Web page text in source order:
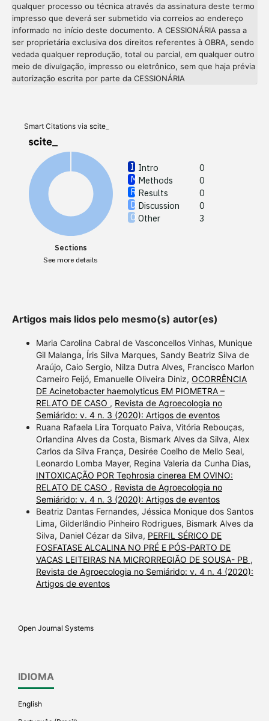
qualquer processo ou técnica através da assinatura deste termo
impresso que deverá ser submetido via correios ao endereço
informado no início deste documento. A CESSIONÁRIA passa a
ser proprietária exclusiva dos direitos referentes à OBRA, sendo
vedada qualquer reprodução, total ou parcial, em qualquer outro
meio de divulgação, impresso ou eletrônico, sem que haja prévia
autorização escrita por parte da CESSIONÁRIA
Smart Citations via scite_
Intro
0
Methods
0
Results
0
Discussion
0
Other
3
Sections
See more details
Intro
section
made.
Artigos mais lidos pelo mesmo(s) autor(es)
Maria Carolina Cabral de Vasconcellos Vinhas, Munique
Gil Malanga, Íris Silva Marques, Sandy Beatriz Silva de
Araújo, Caio Sergio, Nilza Dutra Alves, Francisco Marlon
Carneiro Feijó, Emanuelle Oliveira Diniz, OCORRÊNCIA
DE Acinetobacter haemolyticus EM PIOMETRA –
RELATO DE CASO , Revista de Agroecologia no
Semiárido: v. 4 n. 3 (2020): Artigos de eventos
Ruana Rafaela Lira Torquato Paiva, Vitória Rebouças,
Orlandina Alves da Costa, Bismark Alves da Silva, Alex
Carlos da Silva França, Desirée Coelho de Mello Seal,
Leonardo Lomba Mayer, Regina Valeria da Cunha Dias,
INTOXICAÇÃO POR Tephrosia cinerea EM OVINO:
RELATO DE CASO , Revista de Agroecologia no
Semiárido: v. 4 n. 3 (2020): Artigos de eventos
Beatriz Dantas Fernandes, Jéssica Monique dos Santos
Lima, Gilderlândio Pinheiro Rodrigues, Bismark Alves da
Silva, Daniel Cézar da Silva, PERFIL SÉRICO DE
FOSFATASE ALCALINA NO PRÉ E PÓS-PARTO DE
VACAS LEITEIRAS NA MICRORREGIÃO DE SOUSA- PB ,
Revista de Agroecologia no Semiárido: v. 4 n. 4 (2020):
Artigos de eventos
Open Journal Systems
IDIOMA
English